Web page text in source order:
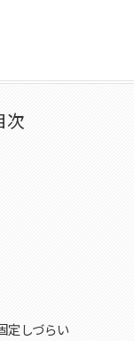
次
定しづらい